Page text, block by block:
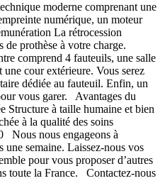
moderne comprenant une
numérique, un moteur
La rétrocession
prothèse à votre charge.
comprend 4 fauteuils, une salle
cour extérieure. Vous serez
dédiée au fauteuil. Enfin, un
vous garer. Avantages du
Structure à taille humaine et bien
à la qualité des soins
Nous nous engageons à
une semaine. Laissez-nous vos
pour vous proposer d’autres
toute la France. Contactez-nous